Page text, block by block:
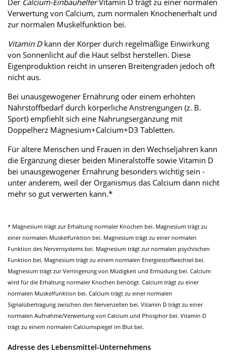
Der Calcium-EinbauhelferVitamin D trägt zu einer normalen
Verwertung von Calcium, zum normalen Knochenerhalt und
zur normalen Muskelfunktion bei.
Vitamin Dkann der Körper durch regelmäßige Einwirkung
von Sonnenlicht auf die Haut selbst herstellen. Diese
Eigenproduktion reicht in unseren Breitengraden jedoch oft
nicht aus.
Bei unausgewogener Ernährung oder einem erhöhten
Nährstoffbedarf durch körperliche Anstrengungen (z. B.
Sport) empfiehlt sich eine Nahrungsergänzung mit
Doppelherz Magnesium+Calcium+D3 Tabletten.
Für ältere Menschen und Frauen in den Wechseljahren kann
die Ergänzung dieser beiden Mineralstoffe sowie Vitamin D
bei unausgewogener Ernährung besonders wichtig sein -
unter anderem, weil der Organismus das Calcium dann nicht
mehr so gut verwerten kann.*
* Magnesium trägt zur Erhaltung normaler Knochen bei. Magnesium trägt zu
einer normalen Muskelfunktion bei. Magnesium trägt zu einer normalen
Funktion des Nervensystems bei. Magnesium trägt zur normalen psychischen
Funktion bei. Magnesium trägt zu einem normalen Energiestoffwechsel bei.
Magnesium trägt zur Verringerung von Müdigkeit und Ermüdung bei. Calcium
wird für die Erhaltung normaler Knochen benötigt. Calcium trägt zu einer
normalen Muskelfunktion bei. Calcium trägt zu einer normalen
Signalübertragung zwischen den Nervenzellen bei. Vitamin D trägt zu einer
normalen Aufnahme/Verwertung von Calcium und Phosphor bei. Vitamin D
trägt zu einem normalen Calciumspiegel im Blut bei.
Adresse des Lebensmittel-Unternehmens